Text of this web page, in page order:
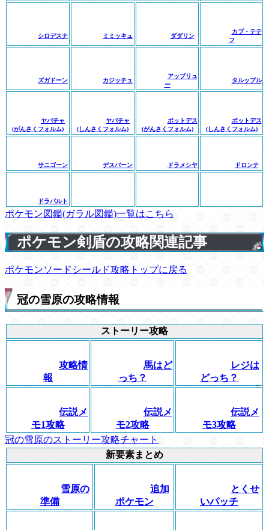
シロデスナ ミミッキュ ダダリン
カプ・テテ
フ
ズガドーン カジッチュ
アップリュ
ー
タルップル
ヤバチャ
(がんさくフォルム)
ヤバチャ
(しんさくフォルム)
ポットデス
(がんさくフォルム)
ポットデス
(しんさくフォルム)
サニゴーン デスバーン ドラメシヤ ドロンチ
ドラパルト
ポケモン図鑑(ガラル図鑑)一覧はこちら
ポケモン剣盾の攻略関連記事
ポケモンソードシールド攻略トップに戻る
冠の雪原の攻略情報
ストーリー攻略
攻略情
報
馬はど
っち？
レジは
どっち？
伝説メ
モ1攻略
伝説メ
モ2攻略
伝説メ
モ3攻略
冠の雪原のストーリー攻略チャート
新要素まとめ
雪原の
準備
追加
ポケモン
とくせ
いパッチ